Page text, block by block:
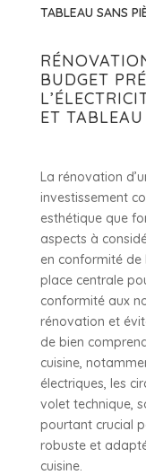
TABLEAU SANS
BUDGET
ET
La rénovation
investissement
esthétique que
aspects à
en conformité de
place centrale
conformité aux
rénovation et
de bien
cuisine,
électriques, les
volet technique,
pourtant crucial
robuste et
cuisine.